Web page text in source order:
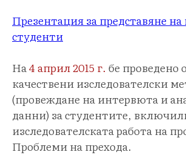
Презентация за представяне на
студенти
На4 април 2015 г. бе проведено
качествени изследователски
(провеждане на интервюта и
данни) за студентите,
изследователската работа на
Проблеми на прехода.